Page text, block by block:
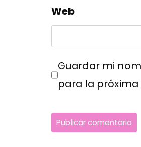
Web
Guardar mi
para la